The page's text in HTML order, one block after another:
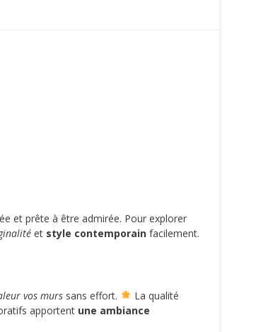
et prête à être admirée. Pour explorer
et style contemporain facilement.
vos murs sans effort.
La qualité
apportent une ambiance